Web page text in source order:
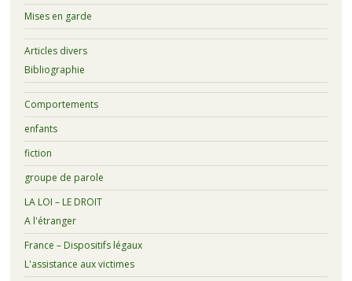
Mises en garde
Articles divers
Bibliographie
Comportements
enfants
fiction
groupe de parole
LA LOI – LE DROIT
A l'étranger
France – Dispositifs légaux
L'assistance aux victimes